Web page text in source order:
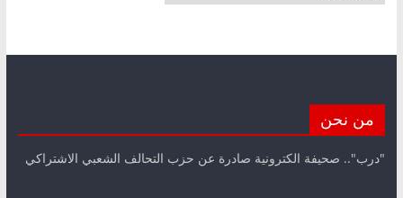
من نحن
"درب".. صحيفة الكترونية صادرة عن حزب التحالف الشعبي الاشتراكي